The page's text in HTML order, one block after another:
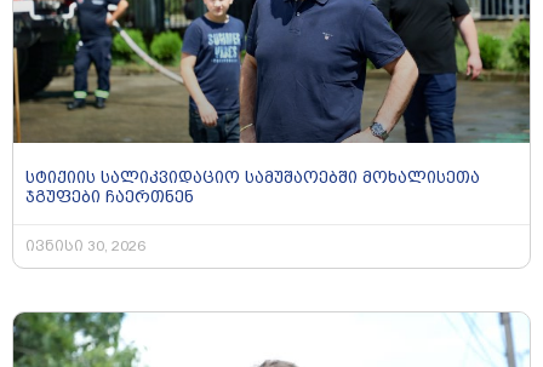
სტიქიის სალიკვიდაციო სამუშაოებში მოხალისეთა
ჯგუფები ჩაერთნენ
ივნისი 30, 2026